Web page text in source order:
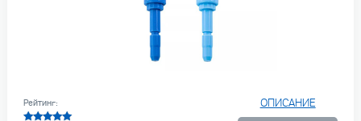
ОПИСАНИЕ
Рейтинг: